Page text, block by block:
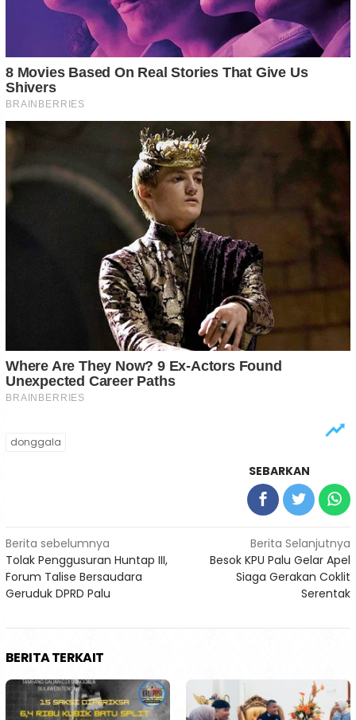
donggala
SEBARKAN
Navigasi
pos
Berita sebelumnya
Tolak Penggusuran Huntap III,
Forum Talise Bersaudara
Geruduk DPRD Palu
Berita Selanjutnya
Besok KPU Palu Gelar Apel
Siaga Gerakan Coklit
Serentak
BERITA TERKAIT